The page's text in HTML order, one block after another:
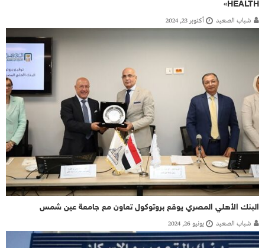
HEALTH»
شباب الصعيد أكتوبر 23, 2024
البنك الأهلي المصري يوقع بروتوكول تعاون مع جامعة عين شمس
شباب الصعيد يونيو 26, 2024